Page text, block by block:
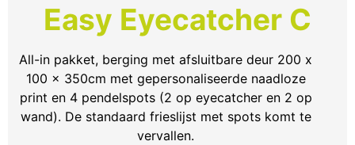
Easy Eyecatcher C
All-in pakket, berging met afsluitbare deur 200 x
100 x 350cm met gepersonaliseerde naadloze
print en 4 pendelspots (2 op eyecatcher en 2 op
wand). De standaard frieslijst met spots komt te
vervallen.